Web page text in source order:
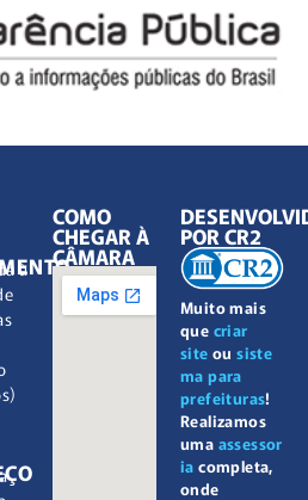
à
COMO
CHEGAR À
CÂMARA
Muito mais
que criar
site ousiste
ma para
prefeituras!
Realizamos
uma assessor
ia completa,
onde
POR CR2